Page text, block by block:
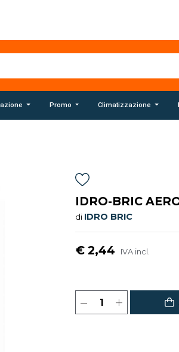
Promo Climatizzazione
IDRO-BRIC
di IDRO BRIC
€ 2,44 IVA incl.